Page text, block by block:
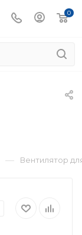
0
— Вентилятор